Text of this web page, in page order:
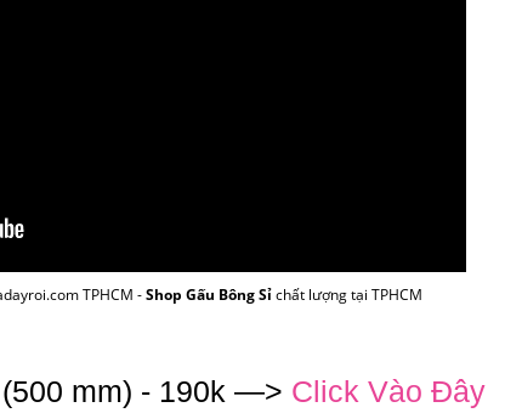
TPHCM -Shop Gấu Bông Sỉchất lượng tại TPHCM
mm) - 190k —> Click Vào Đây